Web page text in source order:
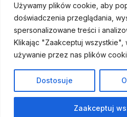
Używamy plików cookie, aby
doświadczenia przeglądania,
spersonalizowane treści i
Klikając "Zaakceptuj wszystkie",
używanie przez nas plików
Dostosuje
Zaakceptuj
© 2026 Fundacja Dajemy Dzieciom